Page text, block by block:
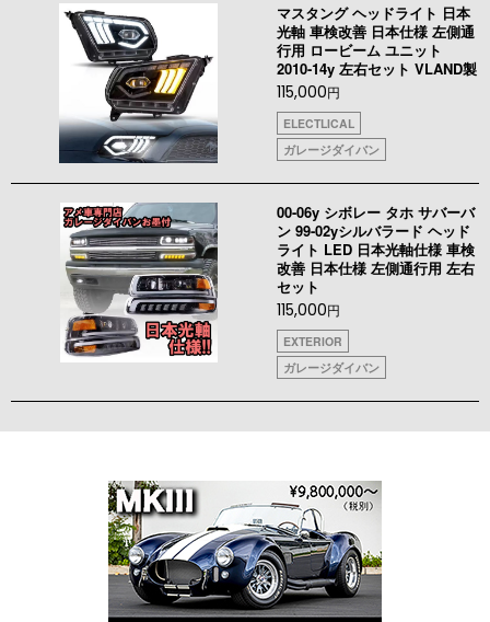
マスタング ヘッドライト 日本
光軸 車検改善 日本仕様 左側通
行用 ロービーム ユニット
2010-14y 左右セット VLAND製
115,000円
ELECTLICAL
ガレージダイバン
00-06y シボレー タホ サバーバ
ン 99-02yシルバラード ヘッド
ライト LED 日本光軸仕様 車検
改善 日本仕様 左側通行用 左右
セット
115,000円
EXTERIOR
ガレージダイバン